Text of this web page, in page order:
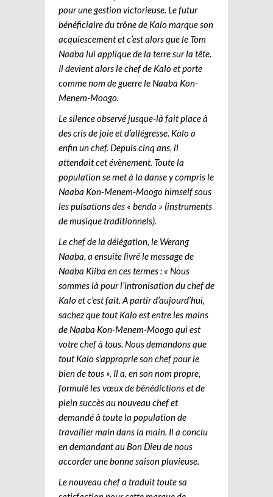
pour une gestion victorieuse. Le futur
bénéficiaire du trône de Kalo marque son
acquiescement et c’est alors que le Tom
Naaba lui applique de la terre sur la tête.
Il devient alors le chef de Kalo et porte
comme nom de guerre le Naaba Kon-
Menem-Moogo.
Le silence observé jusque-là fait place à
des cris de joie et d’allégresse. Kalo a
enfin un chef. Depuis cinq ans, il
attendait cet évènement. Toute la
population se met à la danse y compris le
Naaba Kon-Menem-Moogo himself sous
les pulsations des « benda » (instruments
de musique traditionnels).
Le chef de la délégation, le Werang
Naaba, a ensuite livré le message de
Naaba Kiiba en ces termes : « Nous
sommes là pour l’intronisation du chef de
Kalo et c’est fait. A partir d’aujourd’hui,
sachez que tout Kalo est entre les mains
de Naaba Kon-Menem-Moogo qui est
votre chef à tous. Nous demandons que
tout Kalo s’approprie son chef pour le
bien de tous ». Il a, en son nom propre,
formulé les vœux de bénédictions et de
plein succès au nouveau chef et
demandé à toute la population de
travailler main dans la main. Il a conclu
en demandant au Bon Dieu de nous
accorder une bonne saison pluvieuse.
Le nouveau chef a traduit toute sa